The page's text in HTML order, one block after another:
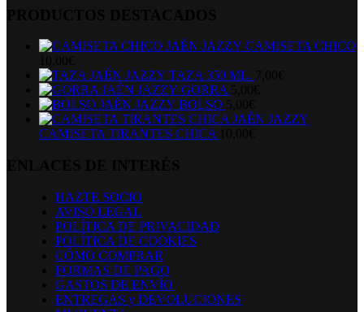
CAMISETA CHICO
TAZA 350 ML.
GORRA
BOLSO
CAMISETA TIRANTES CHICA
HAZTE SOCIO
AVISO LEGAL
POLÍTICA DE PRIVACIDAD
POLÍTICA DE COOKIES
CÓMO COMPRAR
FORMAS DE PAGO
GASTOS DE ENVÍO
ENTREGAS y DEVOLUCIONES